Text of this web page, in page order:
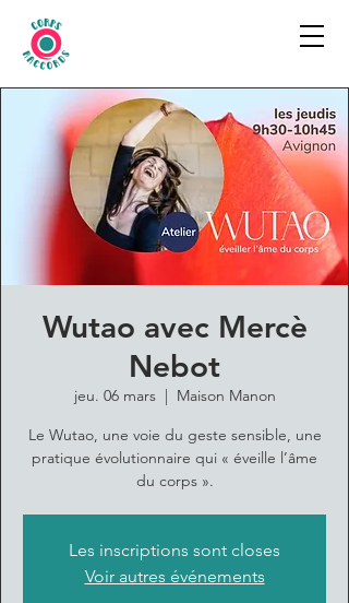
Wutao avec Mercè
Nebot
jeu. 06 mars
  |
Maison Manon
Le Wutao, une voie du geste sensible, une
pratique évolutionnaire qui « éveille l’âme
du corps ».
Les inscriptions sont closes
Voir autres événements